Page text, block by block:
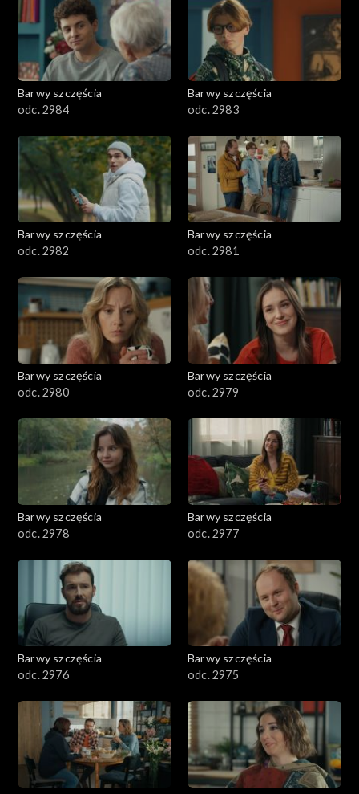
Barwy szczęścia
odc. 2984
Barwy szczęścia
odc. 2983
Barwy szczęścia
odc. 2982
Barwy szczęścia
odc. 2981
Barwy szczęścia
odc. 2980
Barwy szczęścia
odc. 2979
Barwy szczęścia
odc. 2978
Barwy szczęścia
odc. 2977
Barwy szczęścia
odc. 2976
Barwy szczęścia
odc. 2975